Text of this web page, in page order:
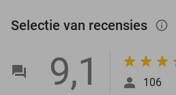
Selectie van recensies info_outlined
9,1 106